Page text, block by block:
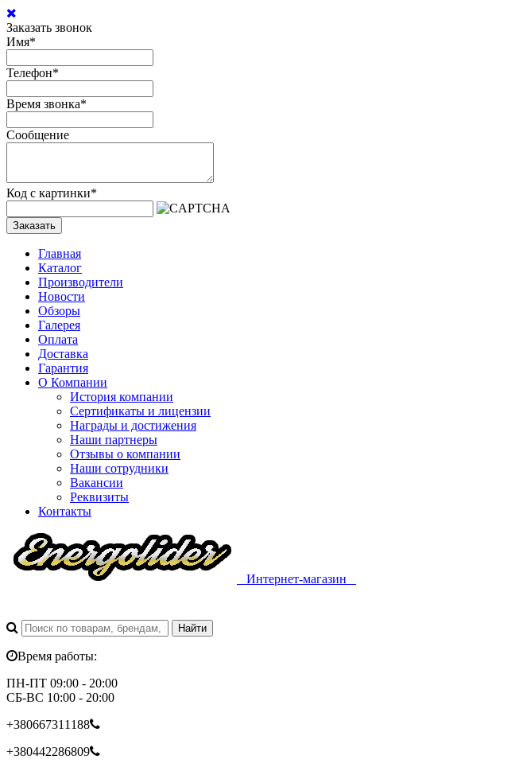
Заказать звонок
Имя*
Телефон*
Время звонка*
Сообщение
Код с картинки*
Заказать
Главная
Каталог
Производители
Новости
Обзоры
Галерея
Оплата
Доставка
Гарантия
О Компании
История компании
Сертификаты и лицензии
Награды и достижения
Наши партнеры
Отзывы о компании
Наши сотрудники
Вакансии
Реквизиты
Контакты
Интернет-магазин
Время работы:
ПН-ПТ 09:00 - 20:00
СБ-ВС 10:00 - 20:00
+380667311188
+380442286809